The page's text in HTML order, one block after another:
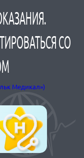
СО
Медикал»)